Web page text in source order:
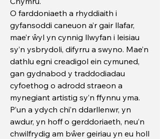
O farddoniaeth a rhyddiaith i
gyfansoddi caneuon a’r gair llafar,
mae’r ŵyl yn cynnig llwyfan i leisiau
sy’n ysbrydoli, difyrru a swyno. Mae’n
dathlu egni creadigol ein cymuned,
gan gydnabod y traddodiadau
cyfoethog o adrodd straeon a
mynegiant artistig sy’n ffynnu yma.
P’un a ydych chi’n ddarllenwr, yn
awdur, yn hoff o gerddoriaeth, neu’n
chwilfrydig am bŵer geiriau yn eu holl